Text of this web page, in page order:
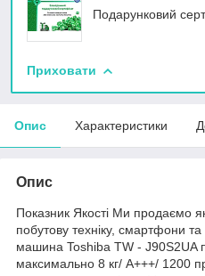
Подарунковий
Приховати
Опис Характеристики
Опис
Показник Якості Ми продаємо
побутову техніку, смартфони
машина Toshiba TW - J90S2UA
максимально 8 кг/ А+++/ 1200